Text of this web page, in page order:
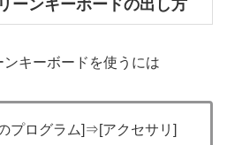
ーンキーボードの出し方
キーボードを使うには
プログラム]⇒[アクセサリ]